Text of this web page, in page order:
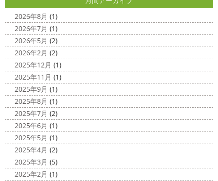
美容院
＊横浜・藤沢・寒川・小田
なりどんどん暖かくなってきましたね
先日は娘の美容院
に行ってきました
腰まで頑張って伸ばした髪の毛をバッ
サリ切りたいとの事だったで数年ぶりの美容院に
30セン
チほど切る ...
は真冬の寒さとなりましたがいかがお過ごしですか？
先
日は都内の夜桜を観に行きました
例年よりも大分寒いお
花見になりましたがとても綺麗でした(*^_^*)
帰りは人気
のハン ...
さてさて、先日のサーフレッスン
ちょっとご無沙 ...
2020/11/30
Bali
＊湘南の外壁塗装専門店＊
こんにちは!! 今日はバリショットを少しだ
け
南国 ウルワツ
海パンで海に入
れるって最高ですね
だまだ普通にバリに行く事は難しいですが、早く自由に海
外に行けるようになりますように…
2020/11/26
海散歩
＊湘南の外壁塗装専門店＊
こんにちわ☼ 最近はグッと気温が下がり
寒くなりましたね
気づけば今年も後一
か月ちょっと(´ﾟдﾟ｀) 早い早い
ロナが危険な感じになってきたので、海にはたくさんの人
2026年8月 (1)
2026年7月 (1)
2026年5月 (2)
2026年2月 (2)
2025年12月 (1)
2025年11月 (1)
2025年9月 (1)
2025年8月 (1)
2025年7月 (2)
2025年6月 (1)
2025年5月 (1)
2025年4月 (2)
2025年3月 (5)
2025年2月 (1)